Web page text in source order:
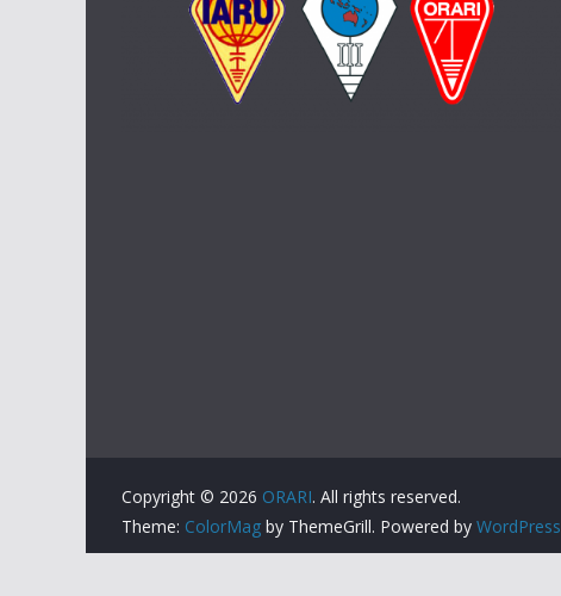
Copyright © 2026 ORARI. All rights reserved.
Theme: ColorMag by ThemeGrill. Powered by WordPress